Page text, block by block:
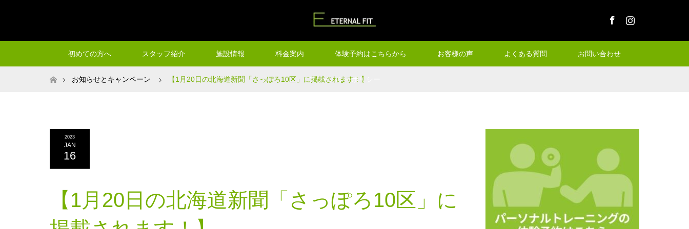
初めての方へ スタッフ紹介 施設情報 料金案内 体験予約はこちらから お客様の声 よくある質問 お問い合わせ
プライバシーポリシー
ホームお知らせとキャンペーン 【1月20日の北海道新聞「さっぽろ10区」に掲載されます！】
2023
JAN
16
【1月20日の北海道新聞「さっぽろ10区」に